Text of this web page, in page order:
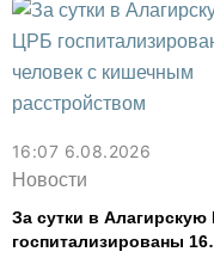
16:07 6.08.2026
Новости
За сутки в
госпитализированы 16